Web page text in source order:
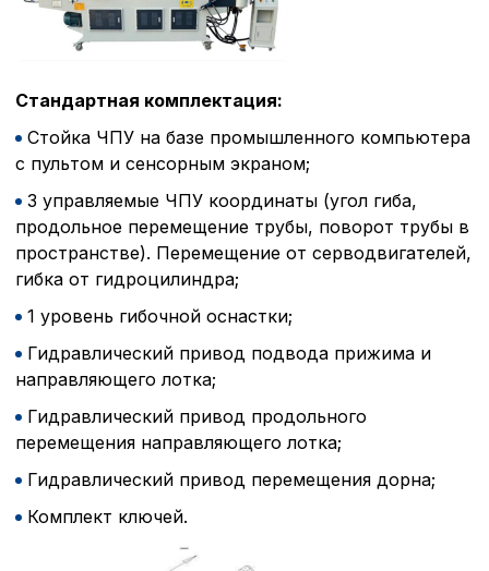
Стандартная комплектация:
Стойка ЧПУ на базе промышленного компьютера
с пультом и сенсорным экраном;
3 управляемые ЧПУ координаты (угол гиба,
продольное перемещение трубы, поворот трубы в
пространстве). Перемещение от серводвигателей,
гибка от гидроцилиндра;
1 уровень гибочной оснастки;
Гидравлический привод подвода прижима и
направляющего лотка;
Гидравлический привод продольного
перемещения направляющего лотка;
Гидравлический привод перемещения дорна;
Комплект ключей.